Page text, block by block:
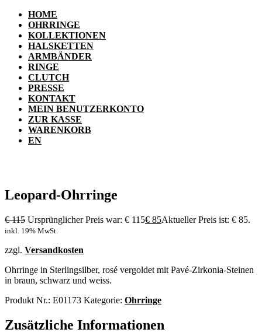
HOME
OHRRINGE
KOLLEKTIONEN
HALSKETTEN
ARMBÄNDER
RINGE
CLUTCH
PRESSE
KONTAKT
MEIN BENUTZERKONTO
ZUR KASSE
WARENKORB
EN
Leopard-Ohrringe
€115 Ursprünglicher Preis war: € 115€ 85Aktueller Preis ist: € 85.
inkl. 19% MwSt.
zzgl. Versandkosten
Ohrringe in Sterlingsilber, rosé vergoldet mit Pavé-Zirkonia-Steinen
in braun, schwarz und weiss.
Produkt Nr.: E01173 Kategorie: Ohrringe
Zusätzliche Informationen